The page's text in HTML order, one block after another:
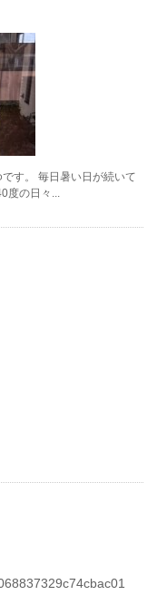
す。 毎日暑い日が続いて
の日々...